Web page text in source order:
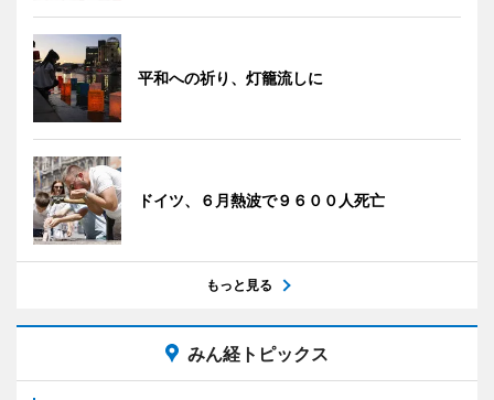
平和への祈り、灯籠流しに
ドイツ、６月熱波で９６００人死亡
もっと見る
みん経トピックス